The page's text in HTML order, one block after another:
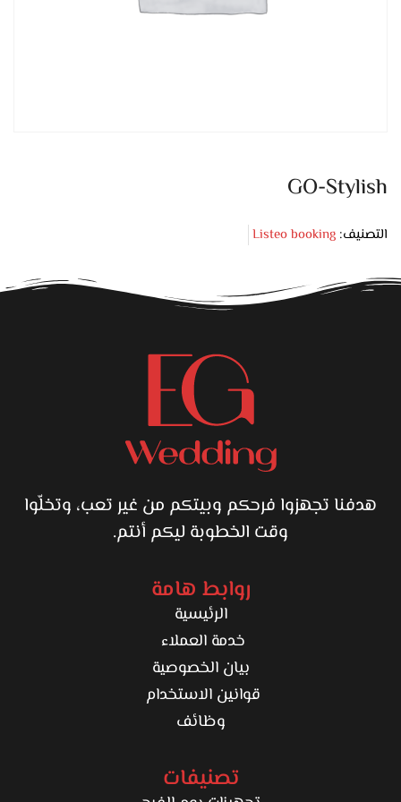
GO-Stylish
التصنيف: Listeo booking
هدفنا تجهزوا فرحكم وبيتكم من غير تعب، وتخلّوا
وقت الخطوبة ليكم أنتم.
روابط هامة
الرئيسية
خدمة العملاء
بيان الخصوصية
قوانين الاستخدام
وظائف
تصنيفات